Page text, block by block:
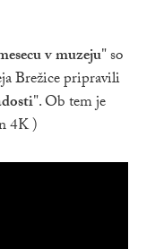
v muzeju" so
Brežice pripravili
". Ob tem je
4K )